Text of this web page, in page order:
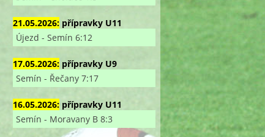
21.05.2026: přípravky U11
Újezd - Semín 6:12
17.05.2026: přípravky U9
Semín - Řečany 7:17
16.05.2026: přípravky U11
Semín - Moravany B 8:3